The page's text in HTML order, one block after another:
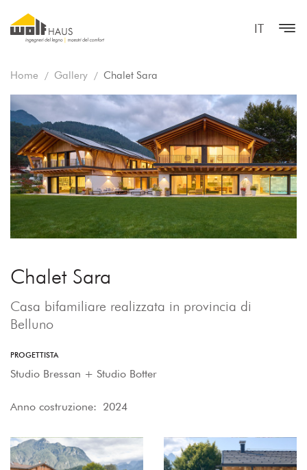
IT
Home Gallery Chalet Sara
Chalet Sara
Casa bifamiliare realizzata in provincia di
Belluno
PROGETTISTA
Studio Bressan + Studio Botter
Anno costruzione: 2024